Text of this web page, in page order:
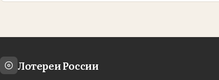
Лотереи России